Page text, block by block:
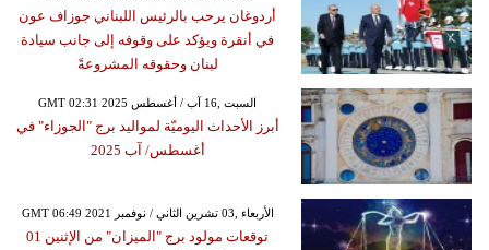
أردوغان يرحب بالرئيس اللبناني جوزاف عون
في أنقرة ويؤكد على وقوفه إلى جانب سيادة
لبنان وحقوقه المشروعةً
GMT 02:31 2025 السبت ,16 آب / أغسطس
أبرز الأحداث اليوميّة لمواليد برج "الجوزاء" في
أغسطس/ آب 2025
GMT 06:49 2021 الأربعاء ,03 تشرين الثاني / نوفمبر
توقعات مولود برج "الميزان" من الإثنين 01